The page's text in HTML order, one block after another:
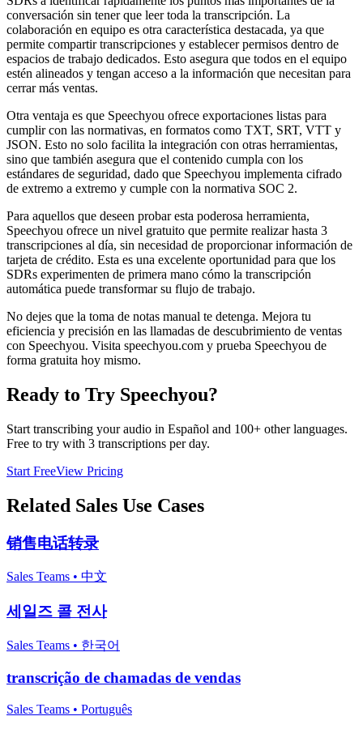
conversación sin tener que leer toda la transcripción. La
colaboración en equipo es otra característica destacada, ya que
permite compartir transcripciones y establecer permisos dentro de
espacios de trabajo dedicados. Esto asegura que todos en el equipo
estén alineados y tengan acceso a la información que necesitan para
cerrar más ventas.
Otra ventaja es que Speechyou ofrece exportaciones listas para
cumplir con las normativas, en formatos como TXT, SRT, VTT y
JSON. Esto no solo facilita la integración con otras herramientas,
sino que también asegura que el contenido cumpla con los
estándares de seguridad, dado que Speechyou implementa cifrado
de extremo a extremo y cumple con la normativa SOC 2.
Para aquellos que deseen probar esta poderosa herramienta,
Speechyou ofrece un nivel gratuito que permite realizar hasta 3
transcripciones al día, sin necesidad de proporcionar información de
tarjeta de crédito. Esta es una excelente oportunidad para que los
SDRs experimenten de primera mano cómo la transcripción
automática puede transformar su flujo de trabajo.
No dejes que la toma de notas manual te detenga. Mejora tu
eficiencia y precisión en las llamadas de descubrimiento de ventas
con Speechyou. Visita speechyou.com y prueba Speechyou de
forma gratuita hoy mismo.
Ready to Try Speechyou?
Start transcribing your audio in Español and 100+ other languages.
Free to try with 3 transcriptions per day.
Start FreeView Pricing
Related Sales Use Cases
销售电话转录
Sales Teams • 中文
세일즈 콜 전사
Sales Teams • 한국어
transcrição de chamadas de vendas
Sales Teams • Português